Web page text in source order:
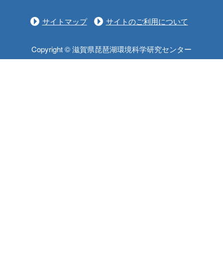
サイトマップ サイトのご利用について
Copyright © 滋賀県琵琶湖環境科学研究センター